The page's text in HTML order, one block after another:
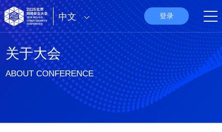
中文 登录
关于大会
ABOUT CONFERENCE